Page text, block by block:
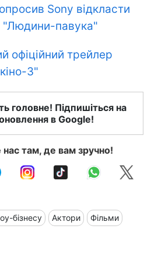
Sony відкласти
"Людини-павука"
офіційний трейлер
3"
головне! Підпишіться на
в Google!
там, де вам зручно!
бізнесу Актори Фільми